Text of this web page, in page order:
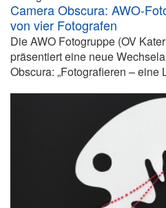
Camera Obscura: AWO-
von vier Fotografen
Die AWO Fotogruppe (OV
präsentiert eine neue
Obscura: „Fotografieren – eine